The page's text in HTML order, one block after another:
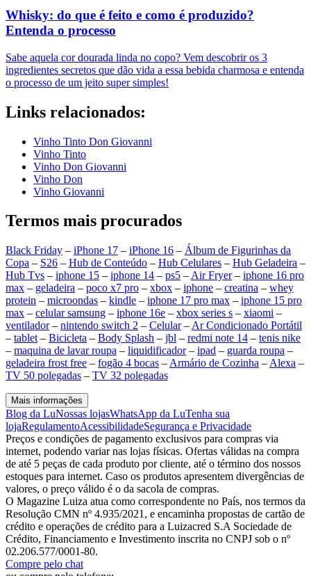
Whisky: do que é feito e como é produzido?
Entenda o processo
Sabe aquela cor dourada linda no copo? Vem descobrir os 3
ingredientes secretos que dão vida a essa bebida charmosa e entenda
o processo de um jeito super simples!
Links relacionados:
Vinho Tinto Don Giovanni
Vinho Tinto
Vinho Don Giovanni
Vinho Don
Vinho Giovanni
Termos mais procurados
Black Friday – iPhone 17 – iPhone 16 – Álbum de Figurinhas da
Copa – S26 – Hub de Conteúdo – Hub Celulares – Hub Geladeira –
Hub Tvs – iphone 15 – iphone 14 – ps5 – Air Fryer– iphone 16 pro
max – geladeira – poco x7 pro – xbox – iphone – creatina – whey
protein – microondas – kindle – iphone 17 pro max – iphone 15 pro
max – celular samsung – iphone 16e – xbox series s – xiaomi –
ventilador– nintendo switch 2 – Celular– Ar Condicionado Portátil
– tablet – Bicicleta – Body Splash – jbl – redmi note 14 – tenis nike
– maquina de lavar roupa – liquidificador– ipad – guarda roupa –
geladeira frost free – fogão 4 bocas – Armário de Cozinha – Alexa –
TV 50 polegadas – TV 32 polegadas
Mais informações
Blog da LuNossas lojasWhatsApp da LuTenha sua
lojaRegulamentoAcessibilidadeSegurança e Privacidade
Preços e condições de pagamento exclusivos para compras via
internet, podendo variar nas lojas físicas. Ofertas válidas na compra
de até 5 peças de cada produto por cliente, até o término dos nossos
estoques para internet. Caso os produtos apresentem divergências de
valores, o preço válido é o da sacola de compras.
O Magazine Luiza atua como correspondente no País, nos termos da
Resolução CMN nº 4.935/2021, e encaminha propostas de cartão de
crédito e operações de crédito para a Luizacred S.A Sociedade de
Crédito, Financiamento e Investimento inscrita no CNPJ sob o nº
02.206.577/0001-80.
Compre pelo chat